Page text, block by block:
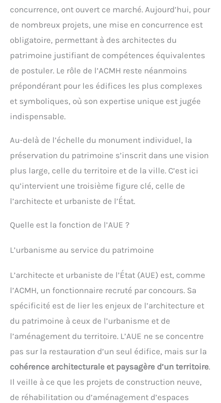
concurrence, ont ouvert ce marché. Aujourd’hui, pour
de nombreux projets, une mise en concurrence est
obligatoire, permettant à des architectes du
patrimoine justifiant de compétences équivalentes
de postuler. Le rôle de l’ACMH reste néanmoins
prépondérant pour les édifices les plus complexes
et symboliques, où son expertise unique est jugée
indispensable.
Au-delà de l’échelle du monument individuel, la
préservation du patrimoine s’inscrit dans une vision
plus large, celle du territoire et de la ville. C’est ici
qu’intervient une troisième figure clé, celle de
l’architecte et urbaniste de l’État.
Quelle est la fonction de l’AUE ?
L’urbanisme au service du patrimoine
L’architecte et urbaniste de l’État (AUE) est, comme
l’ACMH, un fonctionnaire recruté par concours. Sa
spécificité est de lier les enjeux de l’architecture et
du patrimoine à ceux de l’urbanisme et de
l’aménagement du territoire. L’AUE ne se concentre
pas sur la restauration d’un seul édifice, mais sur la
cohérence architecturale et paysagère d’un territoire.
Il veille à ce que les projets de construction neuve,
de réhabilitation ou d’aménagement d’espaces